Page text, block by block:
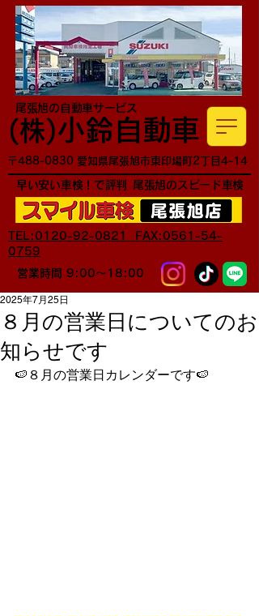
TEL:0120-92-0821 FAX:0561-54-
0759
営業時間 9:00～18:00
​(株)小鈴自動車
尾張旭の自動車サービス
早い安い車検！で評判 尾張旭のスピード車検
〒488-0830 愛知県尾張旭市東印場町2丁目4-14
８月の営業日についてのお
知らせです
2025年7月25日
🍉８月の営業日カレンダーです🍉